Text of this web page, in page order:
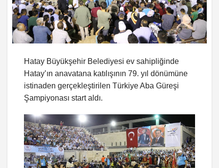
Hatay Büyükşehir Belediyesi ev sahipliğinde
Hatay’ın anavatana katılışının 79. yıl dönümüne
istinaden gerçekleştirilen Türkiye Aba Güreşi
Şampiyonası start aldı.